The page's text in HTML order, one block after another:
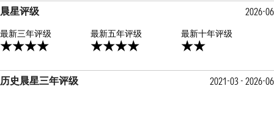
晨星评级 2026-06
最新三年评级 最新五年评级 最新十年评级
历史晨星三年评级 2021-03 - 2026-06